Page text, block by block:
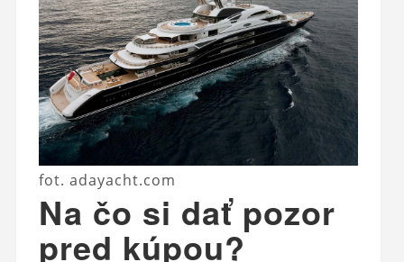
fot. adayacht.com
Na čo si dať pozor
pred kúpou?